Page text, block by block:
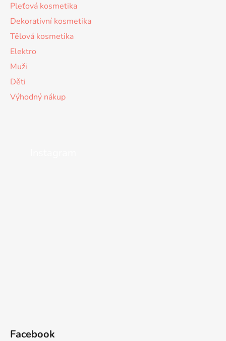
Pleťová kosmetika
Dekorativní kosmetika
Tělová kosmetika
Elektro
Muži
Děti
Výhodný nákup
Facebook